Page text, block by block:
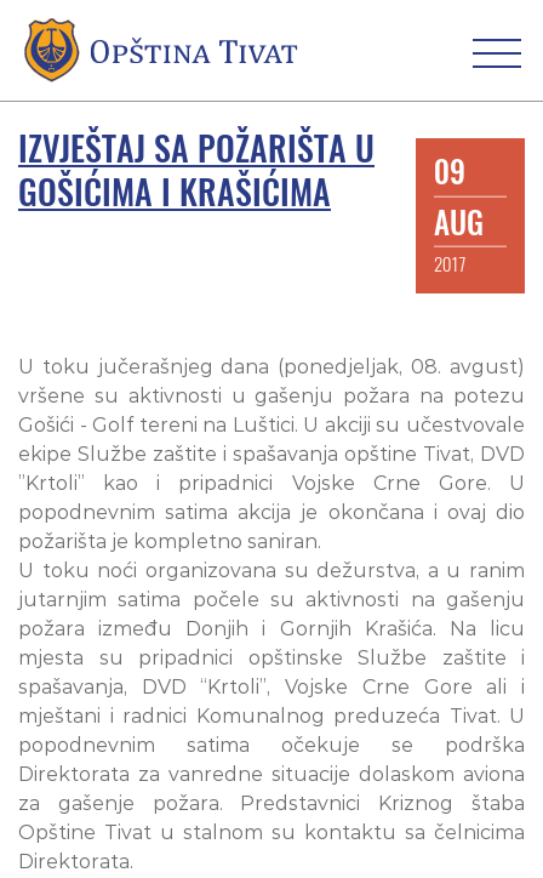
IZVJEŠTAJ SA POŽARIŠTA U
GOŠIĆIMA I KRAŠIĆIMA
09
AUG
2017
U toku jučerašnjeg dana (ponedjeljak, 08. avgust)
vršene su aktivnosti u gašenju požara na potezu
Gošići - Golf tereni na Luštici. U akciji su učestvovale
ekipe Službe zaštite i spašavanja opštine Tivat, DVD
”Krtoli” kao i pripadnici Vojske Crne Gore. U
popodnevnim satima akcija je okončana i ovaj dio
požarišta je kompletno saniran.
U toku noći organizovana su dežurstva, a u ranim
jutarnjim satima počele su aktivnosti na gašenju
požara između Donjih i Gornjih Krašića. Na licu
mjesta su pripadnici opštinske Službe zaštite i
spašavanja, DVD “Krtoli”, Vojske Crne Gore ali i
mještani i radnici Komunalnog preduzeća Tivat. U
popodnevnim satima očekuje se podrška
Direktorata za vanredne situacije dolaskom aviona
za gašenje požara. Predstavnici Kriznog štaba
Opštine Tivat u stalnom su kontaktu sa čelnicima
Direktorata.